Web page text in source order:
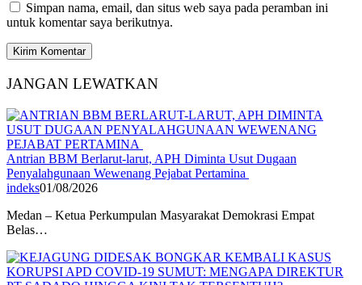
Simpan nama, email, dan situs web saya pada peramban ini
untuk komentar saya berikutnya.
JANGAN LEWATKAN
Antrian BBM Berlarut-larut, APH Diminta Usut Dugaan
Penyalahgunaan Wewenang Pejabat Pertamina
indeks01/08/2026
Medan – Ketua Perkumpulan Masyarakat Demokrasi Empat
Belas…